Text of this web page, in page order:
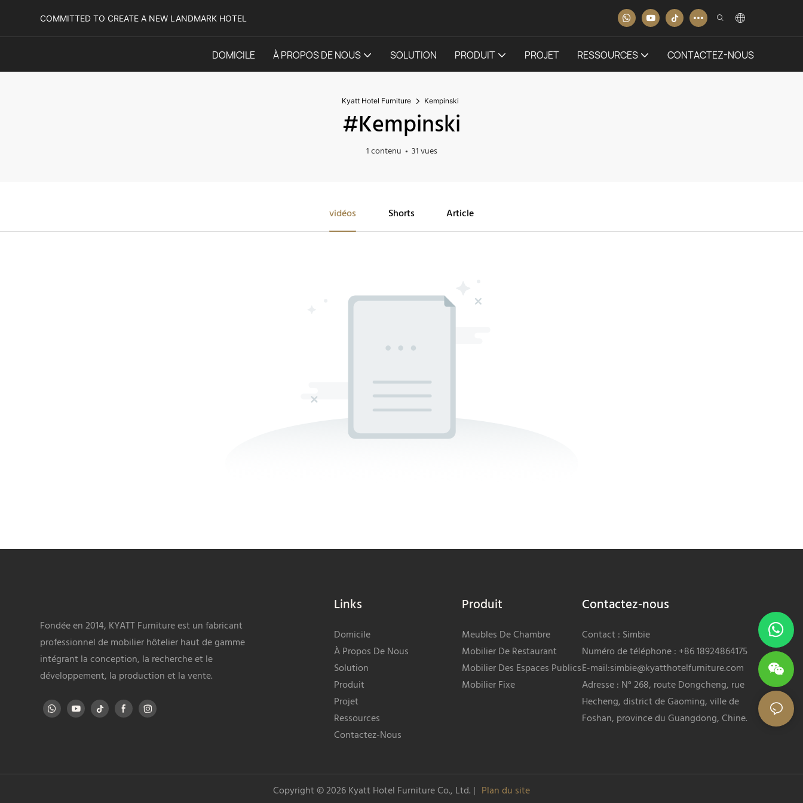
COMMITTED TO CREATE A NEW LANDMARK HOTEL
DOMICILE À PROPOS DE NOUS SOLUTION PRODUIT PROJET RESSOURCES CONTACTEZ-NOUS
Kyatt Hotel Furniture Kempinski
#Kempinski
1 contenu 31 vues
vidéos Shorts Article
Fondée en 2014, KYATT Furniture est un fabricant
professionnel de mobilier hôtelier haut de gamme
intégrant la conception, la recherche et le
développement, la production et la vente.
Links
Domicile
À Propos De Nous
Solution
Produit
Projet
Ressources
Contactez-Nous
Produit
Meubles De Chambre
Mobilier De Restaurant
Mobilier Des Espaces Publics
Mobilier Fixe
Contactez-nous
Contact : Simbie
Numéro de téléphone : +86 18924864175
E-mail:simbie@kyatthotelfurniture.com
Adresse : N° 268, route Dongcheng, rue
Hecheng, district de Gaoming, ville de
Foshan, province du Guangdong, Chine.
Copyright © 2026Kyatt Hotel Furniture Co., Ltd. | Plan du site